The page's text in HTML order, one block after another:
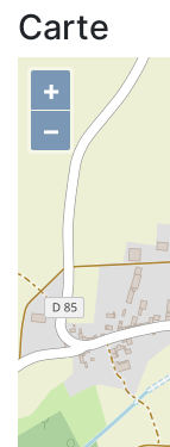
Carte
+
–